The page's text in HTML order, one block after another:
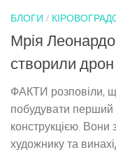
БЛОГИ /
Мрія Леонардо
створили дрон
ФАКТИ розповіли,
побудувати перший
конструкцією.
художнику та